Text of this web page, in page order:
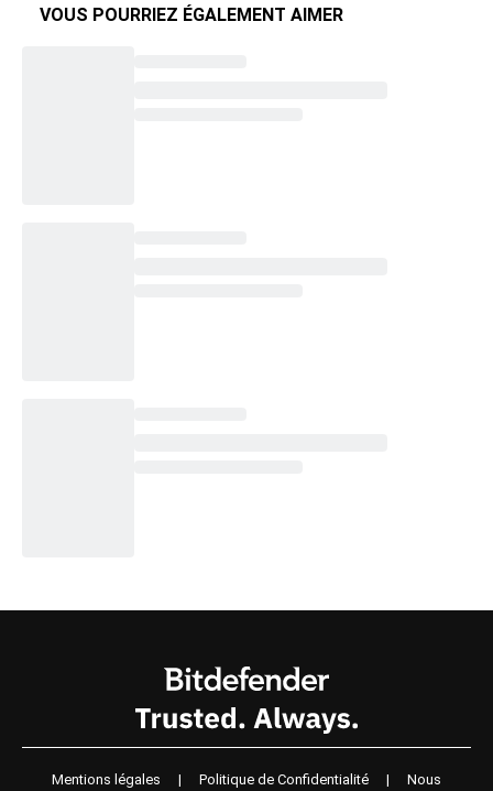
VOUS POURRIEZ ÉGALEMENT AIMER
Mentions légales | Politique de Confidentialité | Nous